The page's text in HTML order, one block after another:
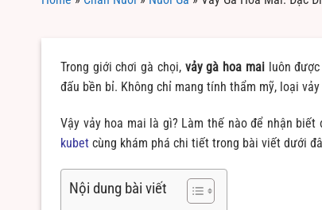
Trong giới chơi gà chọi, vảy gà hoa mailuôn được
đấu bền bỉ. Không chỉ mang tính thẩm mỹ, loại
Vậy vảy hoa mai là gì? Làm thế nào để nhận
kubet cùng khám phá chi tiết trong bài viết dưới
Nội dung bài viết